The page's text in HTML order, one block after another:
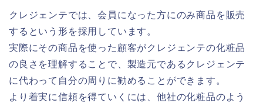
クレジェンテでは、会員になった方にのみ商品を販売
するという形を採用しています。
実際にその商品を使った顧客がクレジェンテの化粧品
の良さを理解することで、製造元であるクレジェンテ
に代わって自分の周りに勧めることができます。
より着実に信頼を得ていくには、他社の化粧品のよう